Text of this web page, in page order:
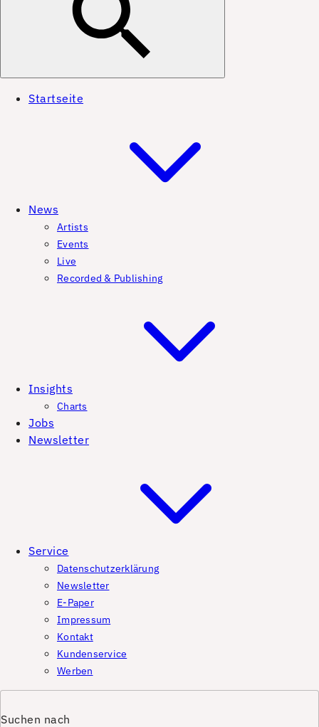
Startseite
News
Artists
Events
Live
Recorded & Publishing
Insights
Charts
Jobs
Newsletter
Service
Datenschutzerklärung
Newsletter
E-Paper
Impressum
Kontakt
Kundenservice
Werben
Suchen nach